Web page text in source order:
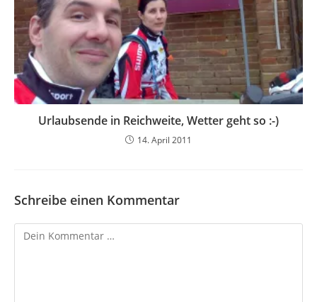
Urlaubsende in Reichweite, Wetter geht so :-)
14. April 2011
Schreibe einen Kommentar
Kommentar